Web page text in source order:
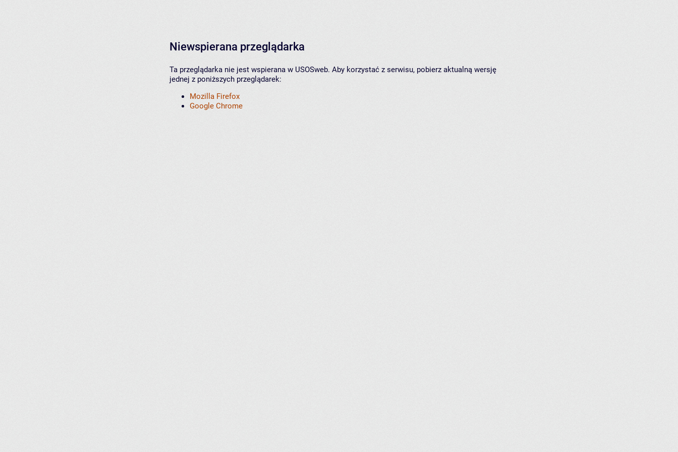
Niewspierana przeglądarka
Ta przeglądarka nie jest wspierana w USOSweb. Aby korzystać z serwisu, pobierz aktualną wersję
jednej z poniższych przeglądarek:
Mozilla Firefox
Google Chrome